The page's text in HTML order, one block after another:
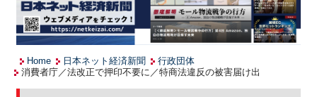
Home 日本ネット経済新聞
行政団体
消費者庁／法改正で押印不要に／特商法違反の被害届け出